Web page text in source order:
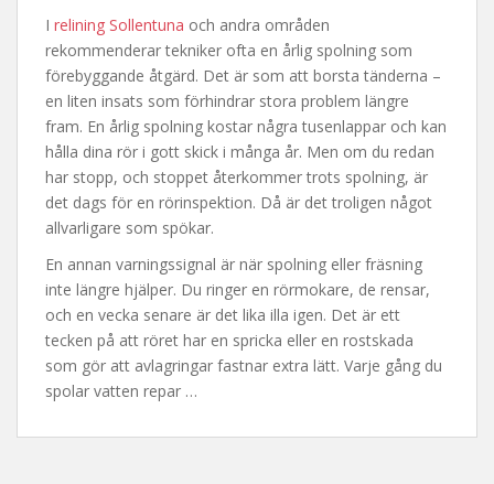
I relining Sollentuna och andra områden
rekommenderar tekniker ofta en årlig spolning som
förebyggande åtgärd. Det är som att borsta tänderna –
en liten insats som förhindrar stora problem längre
fram. En årlig spolning kostar några tusenlappar och kan
hålla dina rör i gott skick i många år. Men om du redan
har stopp, och stoppet återkommer trots spolning, är
det dags för en rörinspektion. Då är det troligen något
allvarligare som spökar.
En annan varningssignal är när spolning eller fräsning
inte längre hjälper. Du ringer en rörmokare, de rensar,
och en vecka senare är det lika illa igen. Det är ett
tecken på att röret har en spricka eller en rostskada
som gör att avlagringar fastnar extra lätt. Varje gång du
spolar vatten repar …